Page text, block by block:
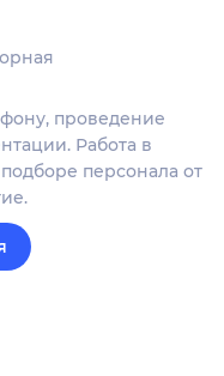
проведение
Работа в
персонала от